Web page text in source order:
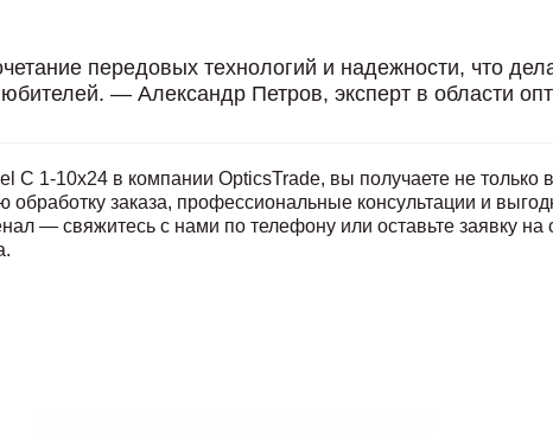
передовых технологий и надежности, что
— Александр Петров, эксперт в области
C 1-10x24 в компании OpticsTrade, вы получаете не только
заказа, профессиональные консультации и
— свяжитесь с нами по телефону или оставьте заявку на